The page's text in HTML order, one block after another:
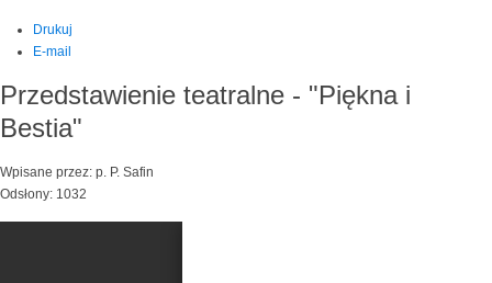
Drukuj
E-mail
Przedstawienie teatralne - "Piękna i
Bestia"
Wpisane przez: p. P. Safin
Odsłony: 1032